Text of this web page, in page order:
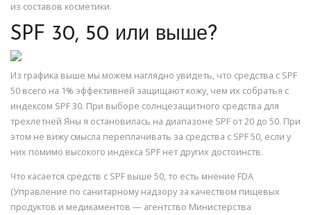
из составов косметики.
SPF 30, 50 или выше?
Из графика выше мы можем наглядно увидеть, что средства с SPF
50 всего на 1% эффективней защищают кожу, чем их собратья с
индексом SPF 30. При выборе солнцезащитного средства для
трехлетней Яны я остановилась на диапазоне SPF от 20 до 50. При
этом не вижу смысла переплачивать за средства с SPF 50, если у
них помимо высокого индекса SPF нет других достоинств.
Что касается средств с SPF выше 50, то есть мнение FDA
(Управление по санитарному надзору за качеством пищевых
продуктов и медикаментов — агентство Министерства